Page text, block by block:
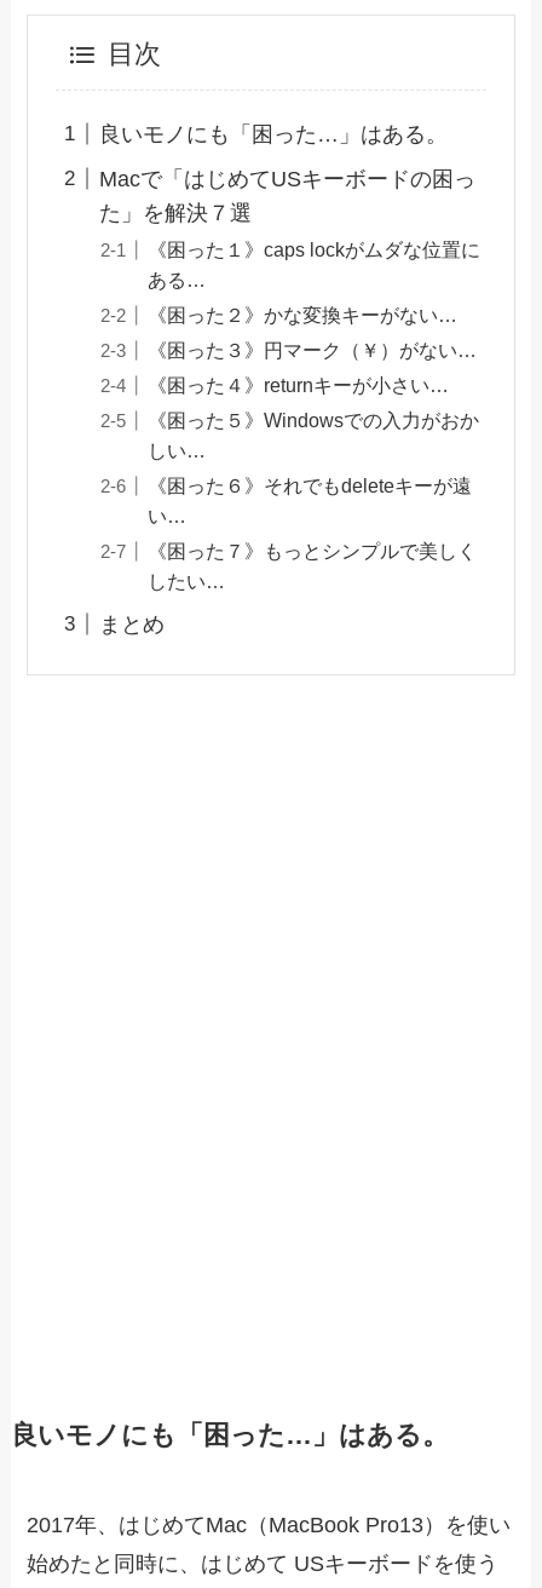
目次
良いモノにも「困った…」はある。
Macで「はじめてUSキーボードの困っ
た」を解決７選
《困った１》caps lockがムダな位置に
ある…
《困った２》かな変換キーがない…
《困った３》円マーク（￥）がない…
《困った４》returnキーが小さい…
《困った５》Windowsでの入力がおか
しい…
《困った６》それでもdeleteキーが遠
い…
《困った７》もっとシンプルで美しく
したい…
まとめ
良いモノにも「困った…」はある。
2017年、はじめてMac（MacBook Pro13）を使い
始めたと同時に、はじめて USキーボードを使う